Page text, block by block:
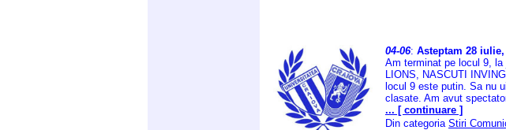
04-06: Asteptam 28
Am terminat pe locul 9,
LIONS, NASCUTI
locul 9 este putin. Sa nu
clasate. Am avut
... [ continuare ]
Din categoria Stiri